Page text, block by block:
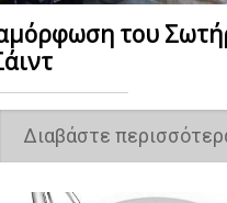
του
Διαβάστε